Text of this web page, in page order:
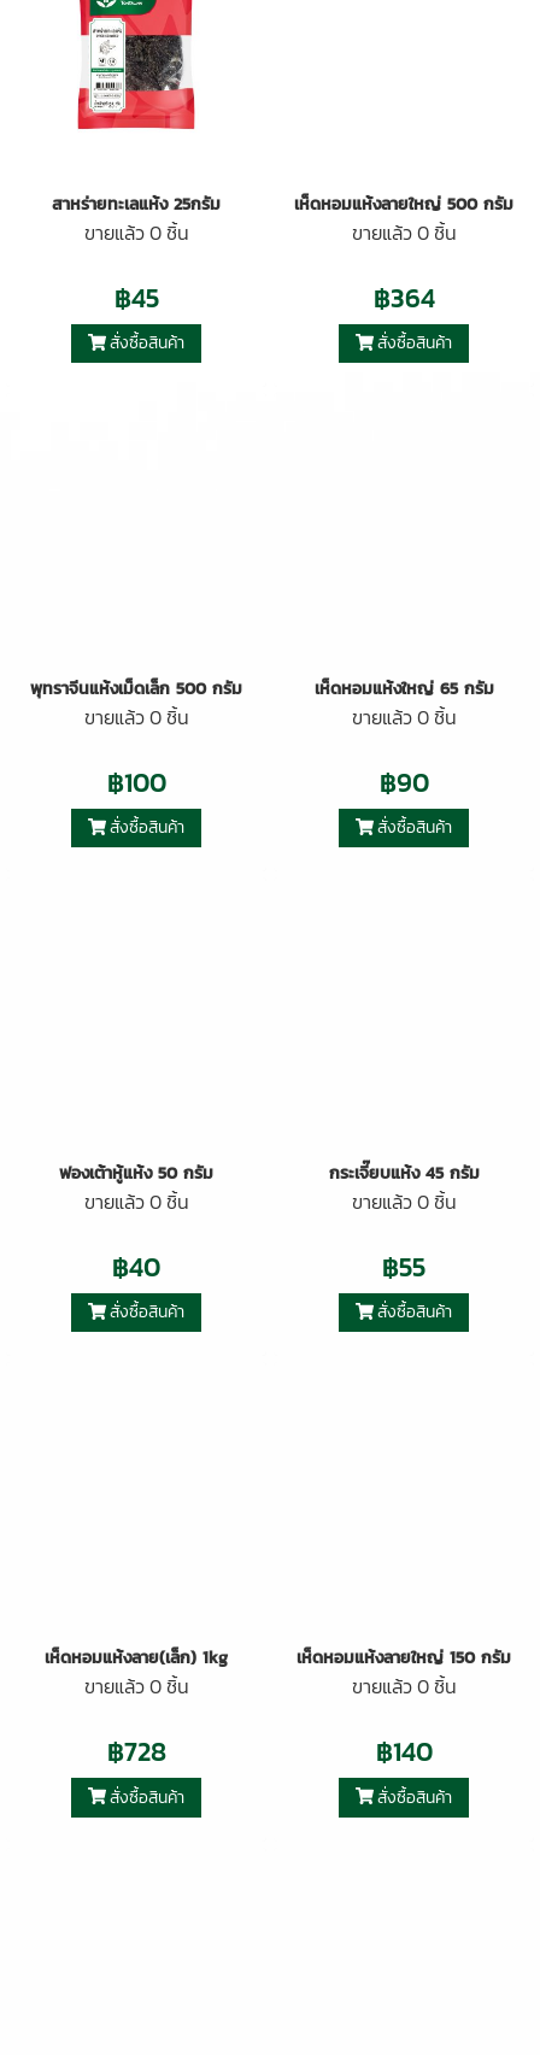
สาหร่ายทะเลแห้ง 25กรัม
ขายแล้ว 0 ชิ้น
฿45
สั่งซื้อสินค้า
เห็ดหอมแห้งลายใหญ่ 500 กรัม
ขายแล้ว 0 ชิ้น
฿364
สั่งซื้อสินค้า
พุทราจีนแห้งเม็ดเล็ก 500 กรัม
ขายแล้ว 0 ชิ้น
฿100
สั่งซื้อสินค้า
เห็ดหอมแห้งใหญ่ 65 กรัม
ขายแล้ว 0 ชิ้น
฿90
สั่งซื้อสินค้า
ฟองเต้าหู้แห้ง 50 กรัม
ขายแล้ว 0 ชิ้น
฿40
สั่งซื้อสินค้า
กระเจี๊ยบแห้ง 45 กรัม
ขายแล้ว 0 ชิ้น
฿55
สั่งซื้อสินค้า
เห็ดหอมแห้งลาย(เล็ก) 1kg
ขายแล้ว 0 ชิ้น
฿728
สั่งซื้อสินค้า
เห็ดหอมแห้งลายใหญ่ 150 กรัม
ขายแล้ว 0 ชิ้น
฿140
สั่งซื้อสินค้า